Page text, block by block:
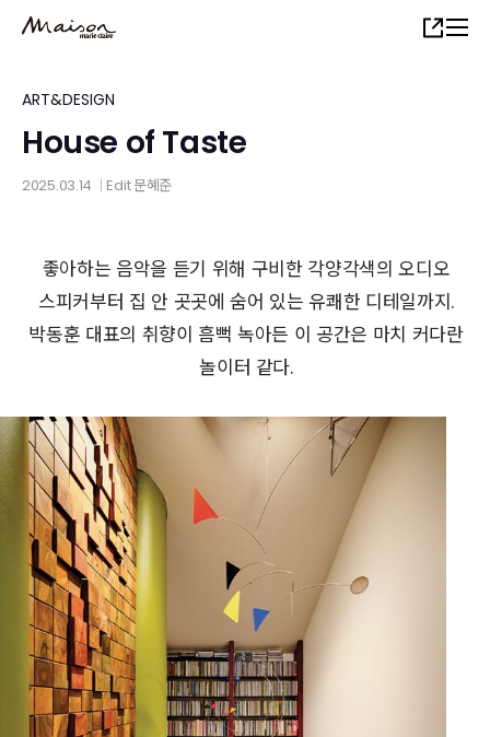
content
Share
ART&DESIGN
House of Taste
2025.03.14 Edit문혜준
좋아하는 음악을 듣기 위해 구비한 각양각색의 오디오
스피커부터 집 안 곳곳에 숨어 있는 유쾌한 디테일까지.
박동훈 대표의 취향이 흠뻑 녹아든 이 공간은 마치 커다란
놀이터 같다.